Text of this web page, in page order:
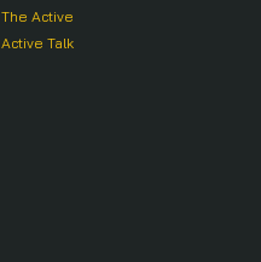
The Active
Active Talk